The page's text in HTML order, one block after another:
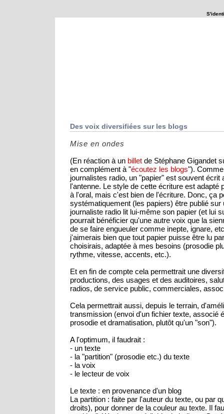
Des voix diversifiées sur les blogs
Mise en ondes
(En réaction à un billet de Stéphane Gigandet
en complément à "écoutez les blogs").
journalistes radio, un "papier" est souvent écrit
l'antenne. Le style de cette écriture est adapté
à l'oral, mais c'est bien de l'écriture. Donc, ça
systématiquement (les papiers) être publié sur
journaliste radio lit lui-même son papier (et lui
pourrait bénéficier qu'une autre voix que la
de se faire engueuler comme inepte, ignare,
j'aimerais bien que tout papier puisse être lu
choisirais, adaptée à mes besoins (prosodie
rythme, vitesse, accents, etc.).
Et en fin de compte cela permettrait une
productions, des usages et des auditoires,
radios, de service public, commerciales,
Cela permettrait aussi, depuis le terrain,
transmission (envoi d'un fichier texte, associé
prosodie et dramatisation, plutôt qu'un "son").
A l'optimum, il faudrait :
- un texte
- la "partition" (prosodie etc.) du texte
- la voix
- le lecteur de voix
Le texte : en provenance d'un blog
La partition : faite par l'auteur du texte, ou par
droits), pour donner de la couleur au texte. Il